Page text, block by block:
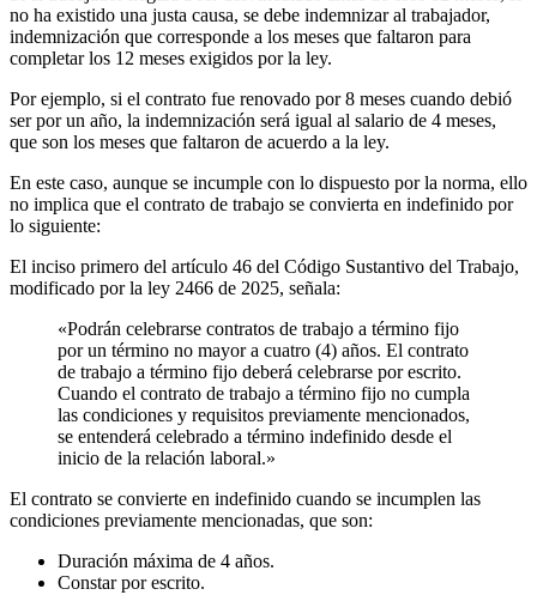
no ha existido una justa causa, se debe indemnizar al trabajador,
indemnización que corresponde a los meses que faltaron para
completar los 12 meses exigidos por la ley.
Por ejemplo, si el contrato fue renovado por 8 meses cuando debió
ser por un año, la indemnización será igual al salario de 4 meses,
que son los meses que faltaron de acuerdo a la ley.
En este caso, aunque se incumple con lo dispuesto por la norma, ello
no implica que el contrato de trabajo se convierta en indefinido por
lo siguiente:
El inciso primero del artículo 46 del Código Sustantivo del Trabajo,
modificado por la ley 2466 de 2025, señala:
«Podrán celebrarse contratos de trabajo a término fijo
por un término no mayor a cuatro (4) años. El contrato
de trabajo a término fijo deberá celebrarse por escrito.
Cuando el contrato de trabajo a término fijo no cumpla
las condiciones y requisitos previamente mencionados,
se entenderá celebrado a término indefinido desde el
inicio de la relación laboral.»
El contrato se convierte en indefinido cuando se incumplen las
condiciones previamente mencionadas, que son:
Duración máxima de 4 años.
Constar por escrito.